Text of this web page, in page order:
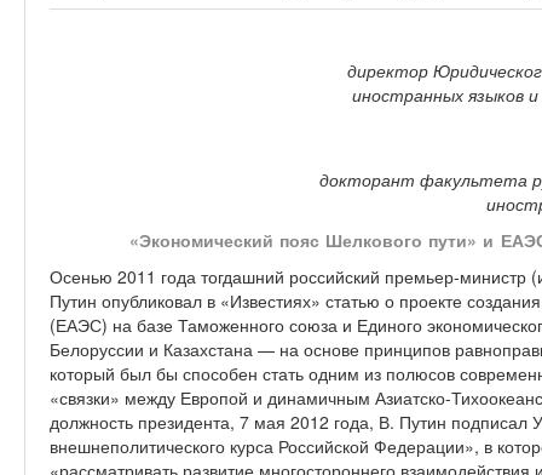
директор
иностранных языков
докторант факультета
«Экономический пояс Шелкового пути» и
Осенью 2011 года тогдашний российский премьер-
Путин опубликовал в «Известиях» статью о проекте
(ЕАЭС) на базе Таможенного союза и Единого
Белоруссии и Казахстана — на основе принципов
который был бы способен стать одним из полюсов
«связки» между Европой и динамичным Азиатско-
должность президента, 7 мая 2012 года, В. Путин подписал
внешнеполитического курса Российской Федерации», в
«рассматривать развитие многостороннего